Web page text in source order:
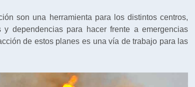
son una herramienta para los distintos centros,
y dependencias para hacer frente a emergencias
de estos planes es una vía de trabajo para las